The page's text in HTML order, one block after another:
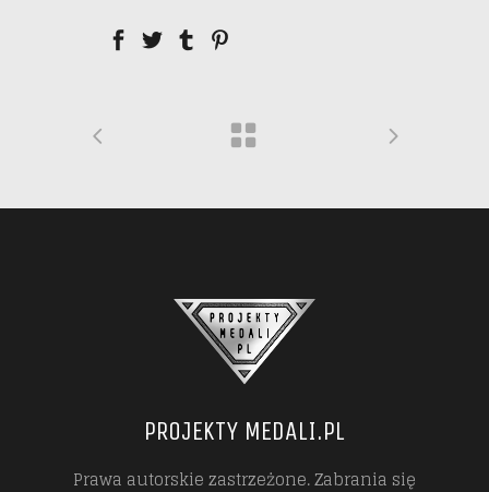
PROJEKTY MEDALI.PL
Prawa autorskie zastrzeżone. Zabrania się